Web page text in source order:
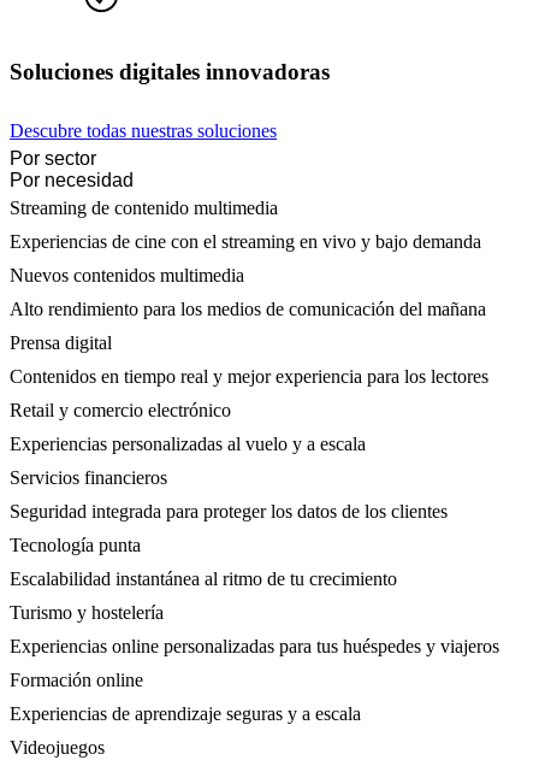
Soluciones digitales innovadoras
Descubre todas nuestras soluciones
Por sector
Por necesidad
Streaming de contenido multimedia
Experiencias de cine con el streaming en vivo y bajo demanda
Nuevos contenidos multimedia
Alto rendimiento para los medios de comunicación del mañana
Prensa digital
Contenidos en tiempo real y mejor experiencia para los lectores
Retail y comercio electrónico
Experiencias personalizadas al vuelo y a escala
Servicios financieros
Seguridad integrada para proteger los datos de los clientes
Tecnología punta
Escalabilidad instantánea al ritmo de tu crecimiento
Turismo y hostelería
Experiencias online personalizadas para tus huéspedes y viajeros
Formación online
Experiencias de aprendizaje seguras y a escala
Videojuegos